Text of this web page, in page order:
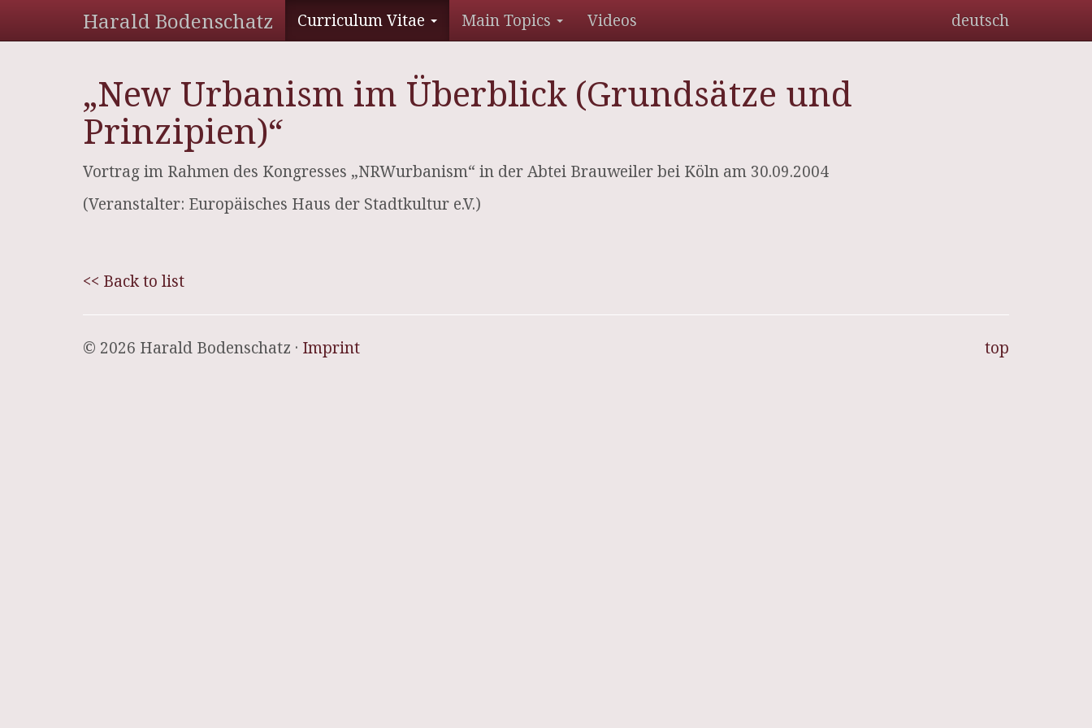
Harald Bodenschatz Curriculum Vitae Main Topics Videos deutsch
„New Urbanism im Überblick (Grundsätze und
Prinzipien)“
Vortrag im Rahmen des Kongresses „NRWurbanism“ in der Abtei Brauweiler bei Köln am 30.09.2004
(Veranstalter: Europäisches Haus der Stadtkultur e.V.)
<< Back to list
top
© 2026 Harald Bodenschatz · Imprint